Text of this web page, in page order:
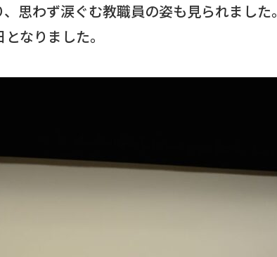
思わず涙ぐむ教職員の姿も見られました。
なりました。